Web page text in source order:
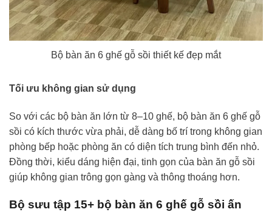
Bộ bàn ăn 6 ghế gỗ sồi thiết kế đẹp mắt
Tối ưu không gian sử dụng
So với các bộ bàn ăn lớn từ 8–10 ghế, bộ bàn ăn 6 ghế gỗ
sồi có kích thước vừa phải, dễ dàng bố trí trong không gian
phòng bếp hoặc phòng ăn có diện tích trung bình đến nhỏ.
Đồng thời, kiểu dáng hiện đại, tinh gọn của bàn ăn gỗ sồi
giúp không gian trông gọn gàng và thông thoáng hơn.
Bộ sưu tập 15+ bộ bàn ăn 6 ghế gỗ sồi ấn